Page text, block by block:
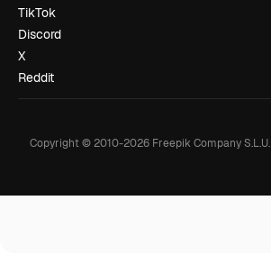
TikTok
Discord
X
Reddit
Copyright © 2010-2026Freepik Company S.L.U.